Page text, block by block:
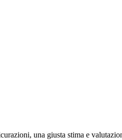
una giusta stima e